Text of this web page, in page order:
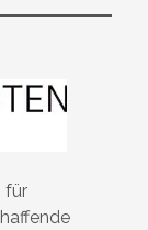
für